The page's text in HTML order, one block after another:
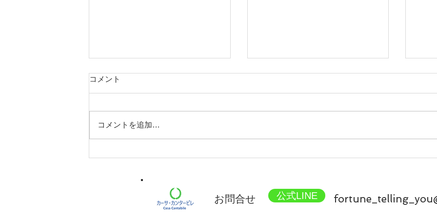
素敵な結婚式でした！
以前より私がブログにて報告して
ロフィールビデオも、まずまずの
好評を得たようで、胸をなでおろ
今日はケーキ作り！
今日は家族でケーキを作りまし
族でゆっくりケーキ作りと相成り
有
有名
スゴ
コメント
コメントを追加…
​お問合せ 公式LINE